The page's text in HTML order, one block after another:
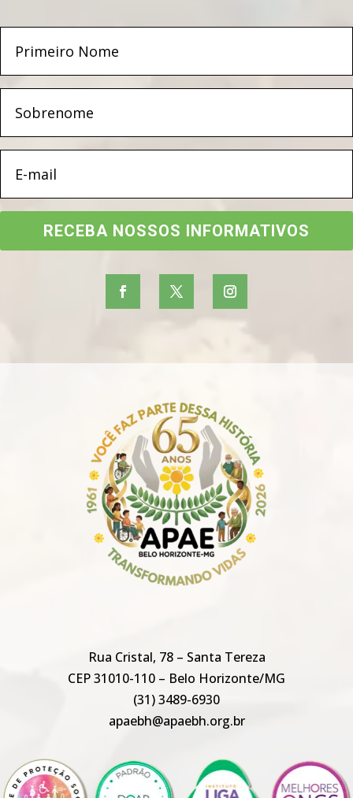
RECEBA NOSSOS INFORMATIVOS
Rua Cristal, 78 – Santa Tereza
CEP 31010-110 – Belo Horizonte/MG
(31) 3489-6930
apaebh@apaebh.org.br